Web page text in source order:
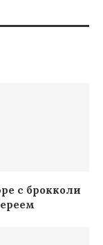
с брокколи